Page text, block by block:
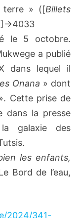
terre » ([Billets
>4033
le 5 octobre.
a publié
dans lequel il
Onana » dont
Cette prise de
dans la presse
galaxie des
les enfants,
Bord de l’eau,
2024/341-